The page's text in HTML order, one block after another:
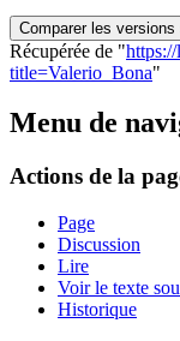
Récupérée de "
title=Valerio_Bona"
Menu de
Actions de la
Page
Discussion
Lire
Voir le texte
Historique